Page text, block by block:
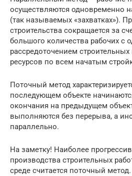
осуществляются одновременно
(так называемых «захватках»).
строительства сокращается за
большого количества рабочих с
рассредоточением
ресурсов по всем начатым
Поточный метод
последующем объекте
окончания на предыдущем
выполняются без перерыва, а
параллельно.
На заметку! Наиболее
производства строительных
среде считается поточный метод.